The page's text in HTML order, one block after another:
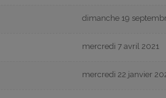
dimanche 19
mercredi 7 avril 2021
mercredi 22 janvier